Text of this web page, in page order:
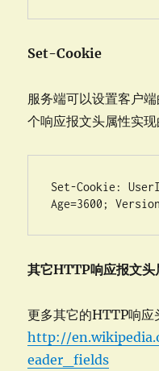
Set-Cookie
服务端可以设置客户
个响应报文头属性实现
Set-Cookie:
Age=3600;
其它HTTP响应报文头
更多其它的HTTP响应
http://
eader_fields